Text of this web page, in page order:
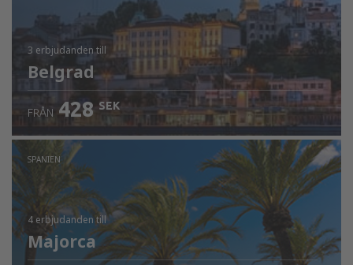
3 erbjudandentill
Belgrad
FRÅN 428 SEK
SPANIEN
4 erbjudandentill
Majorca